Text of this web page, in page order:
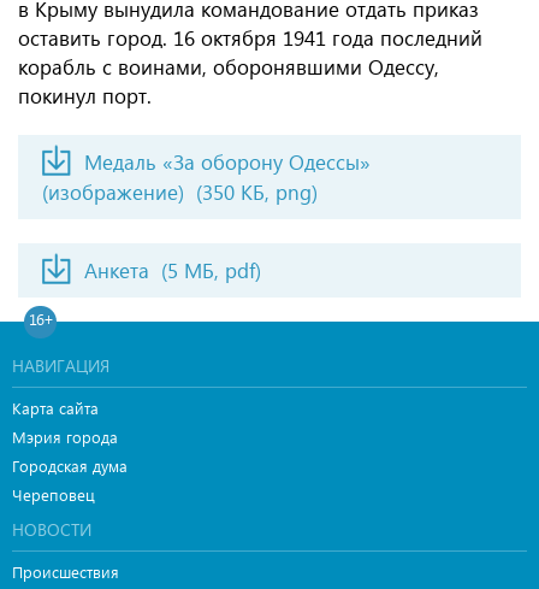
в Крыму вынудила командование отдать приказ
оставить город. 16 октября 1941 года последний
корабль с воинами, оборонявшими Одессу,
покинул порт.
Медаль «За оборону Одессы»
(изображение) (350 КБ, png)
Анкета (5 МБ, pdf)
16+
НАВИГАЦИЯ
Карта сайта
Мэрия города
Городская дума
Череповец
НОВОСТИ
Происшествия